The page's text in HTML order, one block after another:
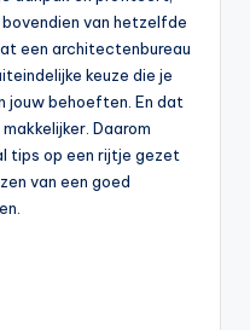
van hetzelfde
een architectenbureau
keuze die je
jouw behoeften. En dat
Daarom
tips op een rijtje gezet
van een goed